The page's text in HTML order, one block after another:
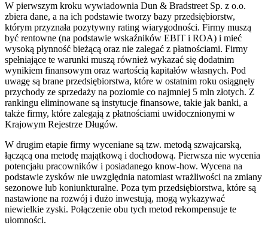
W pierwszym kroku wywiadownia Dun & Bradstreet Sp. z o.o.
zbiera dane, a na ich podstawie tworzy bazy przedsiębiorstw,
którym przyznała pozytywny rating wiarygodności. Firmy muszą
być rentowne (na podstawie wskaźników EBIT i ROA) i mieć
wysoką płynność bieżącą oraz nie zalegać z płatnościami. Firmy
spełniające te warunki muszą również wykazać się dodatnim
wynikiem finansowym oraz wartością kapitałów własnych. Pod
uwagę są brane przedsiębiorstwa, które w ostatnim roku osiągnęły
przychody ze sprzedaży na poziomie co najmniej 5 mln złotych. Z
rankingu eliminowane są instytucje finansowe, takie jak banki, a
także firmy, które zalegają z płatnościami uwidocznionymi w
Krajowym Rejestrze Długów.
W drugim etapie firmy wyceniane są tzw. metodą szwajcarską,
łączącą ona metodę majątkową i dochodową. Pierwsza nie wycenia
potencjału pracowników i posiadanego know-how. Wycena na
podstawie zysków nie uwzględnia natomiast wrażliwości na zmiany
sezonowe lub koniunkturalne. Poza tym przedsiębiorstwa, które są
nastawione na rozwój i dużo inwestują, mogą wykazywać
niewielkie zyski. Połączenie obu tych metod rekompensuje te
ułomności.